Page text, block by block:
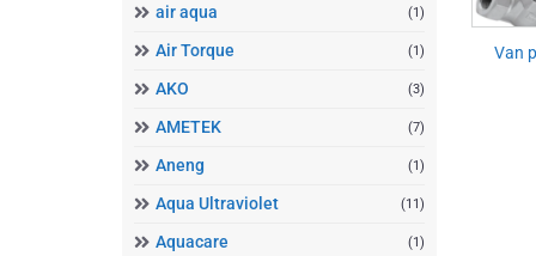
air aqua (1)
Air Torque (1)
AKO (3)
AMETEK (7)
Aneng (1)
Aqua Ultraviolet (11)
Aquacare (1)
Van